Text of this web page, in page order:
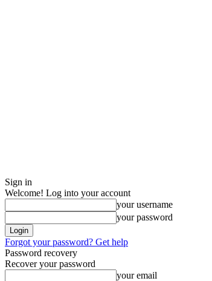
Sign in
Welcome! Log into your account
your username
your password
Forgot your password? Get help
Password recovery
Recover your password
your email